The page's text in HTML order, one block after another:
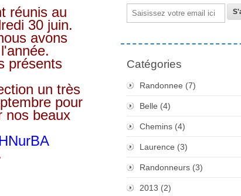
réunis au
30 juin.
avons
présents
un très
pour
nos beaux
Email
Catégories
Randonnee (7)
Belle (4)
Chemins (4)
Laurence (3)
Randonneurs (3)
2013 (2)